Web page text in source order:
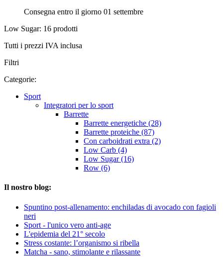
Consegna entro il giorno 01 settembre
Low Sugar: 16 prodotti
Tutti i prezzi IVA inclusa
Filtri
Categorie:
Sport
Integratori per lo sport
Barrette
Barrette energetiche (28)
Barrette proteiche (87)
Con carboidrati extra (2)
Low Carb (4)
Low Sugar (16)
Row (6)
Il nostro blog:
Spuntino post-allenamento: enchiladas di avocado con fagioli
neri
Sport - l'unico vero anti-age
L'epidemia del 21° secolo
Stress costante: l’organismo si ribella
Matcha - sano, stimolante e rilassante